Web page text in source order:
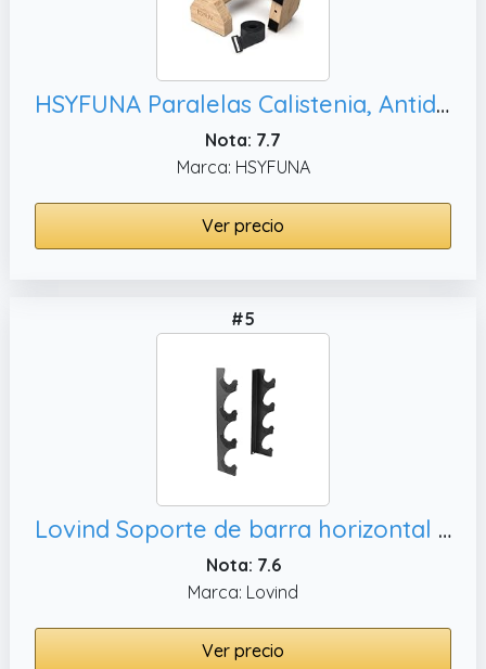
HSYFUNA Paralelas Calistenia, Antideslizante -1 Par
Nota: 7.7
Marca: HSYFUNA
Ver precio
#5
Lovind Soporte de barra horizontal para barra de 4 barras para montar en la pared, soporte para barra de pesas para gimnasio
Nota: 7.6
Marca: Lovind
Ver precio